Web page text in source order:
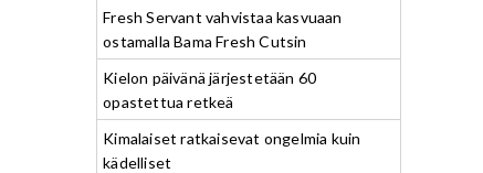
Fresh Servant vahvistaa kasvuaan
ostamalla Bama Fresh Cutsin
Kielon päivänä järjestetään 60
opastettua retkeä
Kimalaiset ratkaisevat ongelmia kuin
kädelliset